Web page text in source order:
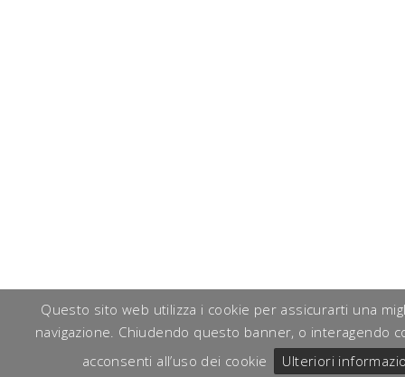
Questo sito web utilizza i cookie per assicurarti una
navigazione. Chiudendo questo banner, o interagendo
acconsenti all’uso dei cookie
Ulteriori